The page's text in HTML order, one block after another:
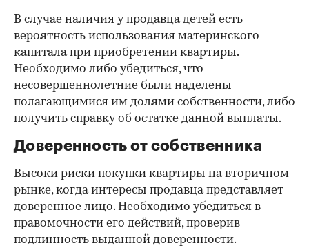
В случае наличия у продавца детей есть
вероятность использования материнского
капитала при приобретении квартиры.
Необходимо либо убедиться, что
несовершеннолетние были наделены
полагающимися им долями собственности, либо
получить справку об остатке данной выплаты.
Доверенность от собственника
Высоки риски покупки квартиры на вторичном
рынке, когда интересы продавца представляет
доверенное лицо. Необходимо убедиться в
правомочности его действий, проверив
подлинность выданной доверенности.